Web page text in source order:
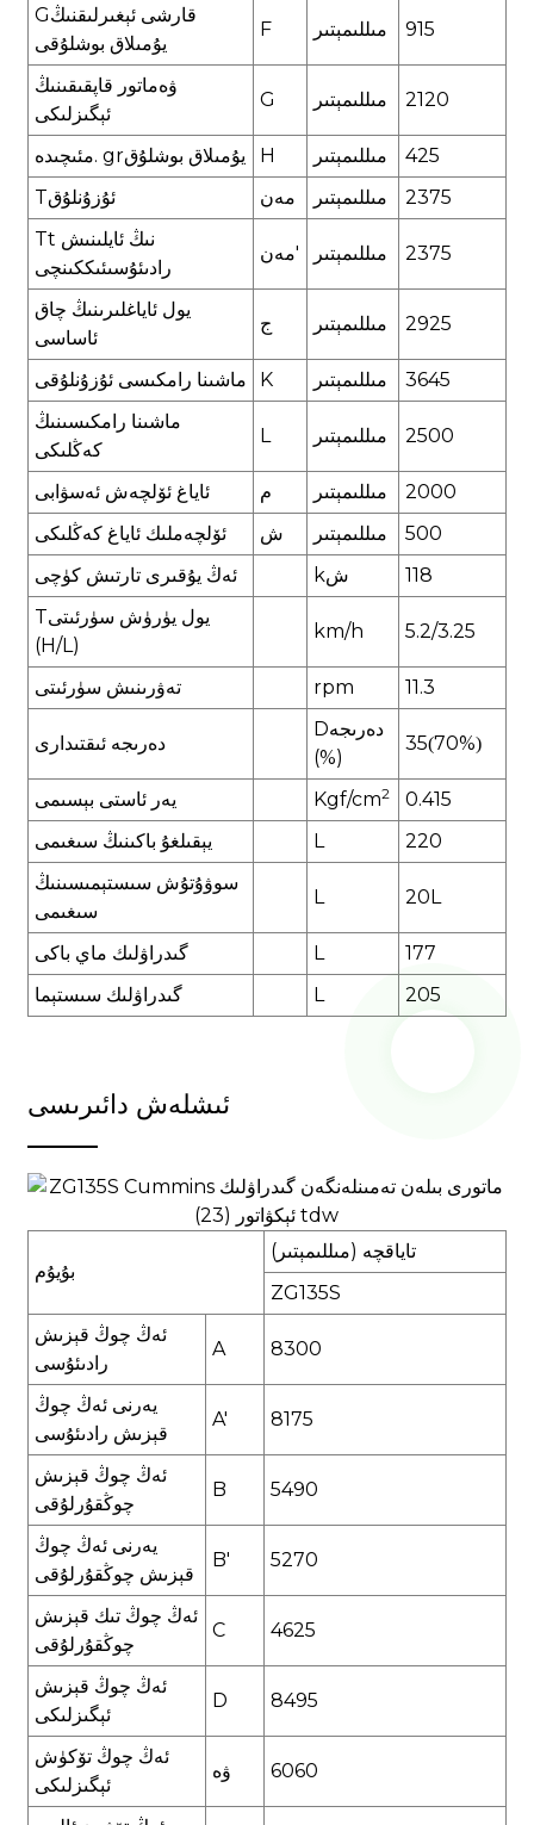
Gقارشى ئېغىرلىقنىڭ
يۇمىلاق بوشلۇقى
F مىللىمېتىر 915
ۋەماتور قاپقىقىنىڭ
ئېگىزلىكى
G مىللىمېتىر 2120
مئىچىدە . grيۇمىلاق بوشلۇق H مىللىمېتىر 425
Tئۇزۇنلۇق مەن مىللىمېتىر 2375
Tt نىڭ ئايلىنىش
رادىئۇسىئىككىنچى
مەن' مىللىمېتىر 2375
يول ئاياغلىرىنىڭ چاق
ئاساسى
ج مىللىمېتىر 2925
ماشىنا رامكىسى ئۇزۇنلۇقى K مىللىمېتىر
3645
ماشىنا رامكىسىنىڭ
كەڭلىكى
L مىللىمېتىر 2500
ئاياغ ئۆلچەش ئەسۋابى م مىللىمېتىر 2000
ئۆلچەملىك ئاياغ كەڭلىكى
ش مىللىمېتىر 500
ئەڭ يۇقىرى تارتىش كۈچى
kش
118
Tيول يۈرۈش سۈرئىتى
(H/L)
km/h 5.2/3.25
تەۋرىنىش سۈرئىتى rpm 11.3
دەرىجە ئىقتىدارى
Dدەرىجە
(%)
35(70%)
يەر ئاستى بېسىمى Kgf/cm2 0.415
يېقىلغۇ باكىنىڭ سىغىمى
L
220
سوۋۇتۇش سىستېمىسىنىڭ
سىغىمى
L 20L
گىدراۋلىك ماي باكى L
177
گىدراۋلىك سىستېما
L 205
ئىشلەش دائىرىسى
بۇيۇم
تاياقچە (مىللىمېتىر)
ZG135S
ئەڭ چوڭ قېزىش
رادىئۇسى
A 8300
يەرنى ئەڭ چوڭ
قېزىش رادىئۇسى
A' 8175
ئەڭ چوڭ قېزىش
چوڭقۇرلۇقى
B 5490
يەرنى ئەڭ چوڭ
قېزىش چوڭقۇرلۇقى
B' 5270
ئەڭ چوڭ تىك قېزىش
چوڭقۇرلۇقى
C 4625
ئەڭ چوڭ قېزىش
ئېگىزلىكى
D 8495
ئەڭ چوڭ تۆكۈش
ئېگىزلىكى
ۋە 6060